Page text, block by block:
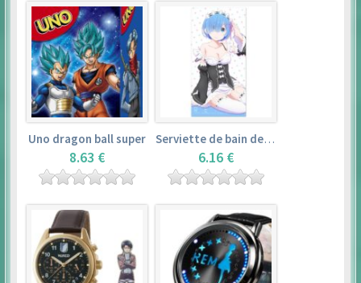
Uno dragon ball super
8.63 €
Serviette de bain de rem (120×60cm) – re:zero kara hajimeru isekai seikatsu
6.16 €